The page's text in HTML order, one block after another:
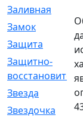
Заливная
Замок
Защита
Защитно-
Звезда
Звездочка